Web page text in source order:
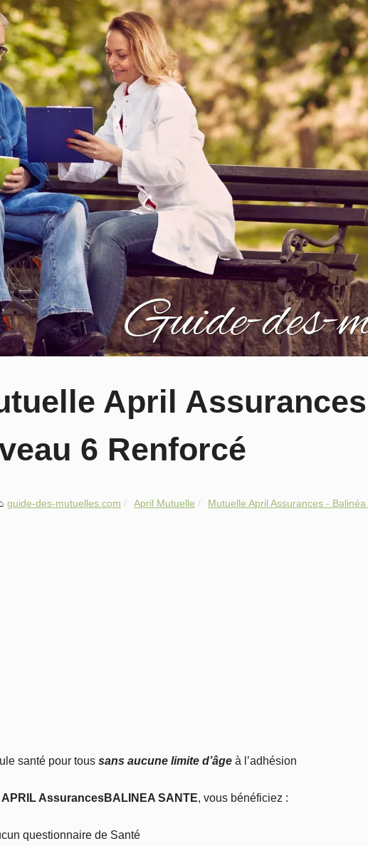
April
6 Renforcé
guide-des-mutuelles.com April Mutuelle Mutuelle April Assurances - Balinéa
santé pour tous sans aucune limite d’âge à l’adhésion
APRIL AssurancesBALINEA SANTE, vous bénéficiez :
questionnaire de Santé